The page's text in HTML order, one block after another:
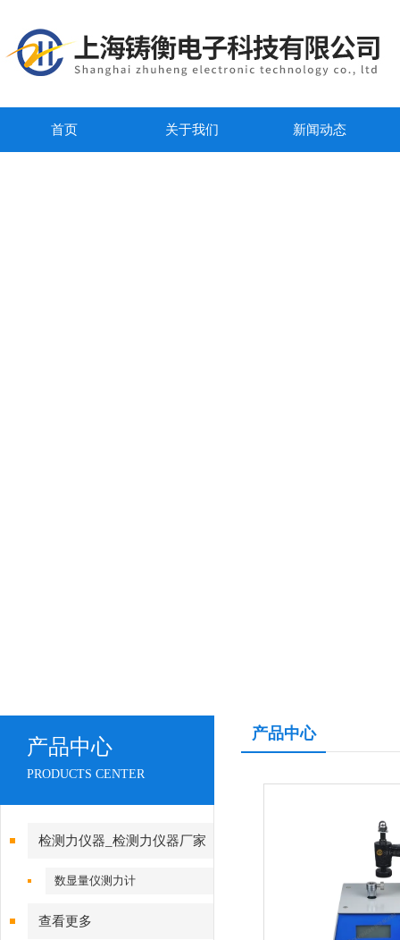
首页 关于我们 新闻动态
产品中心
PRODUCTS CENTER
检测力仪器_检测力仪器厂家
数显量仪测力计
查看更多
产品中心